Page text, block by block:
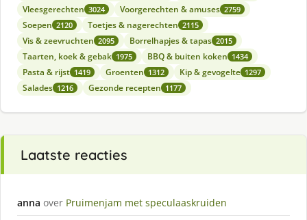
Vleesgerechten 3024 Voorgerechten & amuses 2759
Soepen 2120 Toetjes & nagerechten 2115
Vis & zeevruchten 2095 Borrelhapjes & tapas 2015
Taarten, koek & gebak 1975 BBQ & buiten koken 1434
Pasta & rijst 1419 Groenten 1312 Kip & gevogelte 1297
Salades 1216 Gezonde recepten 1177
Laatste reacties
anna over Pruimenjam met speculaaskruiden